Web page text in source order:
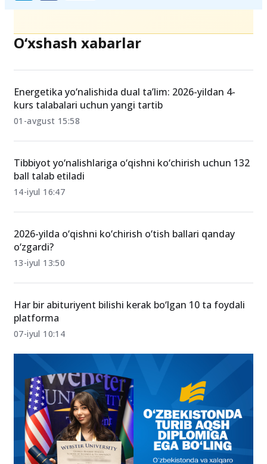
O‘xshash xabarlar
Energetika yo‘nalishida dual ta’lim: 2026-yildan 4-
kurs talabalari uchun yangi tartib
01-avgust 15:58
Tibbiyot yo‘nalishlariga o‘qishni ko‘chirish uchun 132
ball talab etiladi
14-iyul 16:47
2026-yilda o‘qishni ko‘chirish o‘tish ballari qanday
o‘zgardi?
13-iyul 13:50
Har bir abituriyent bilishi kerak bo‘lgan 10 ta foydali
platforma
07-iyul 10:14